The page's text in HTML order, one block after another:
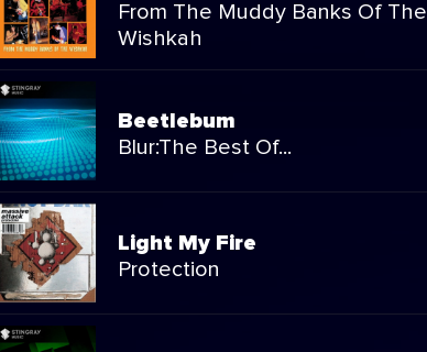
From The Muddy Banks Of The
Wishkah
Beetlebum
Blur:The Best Of...
Light My Fire
Protection